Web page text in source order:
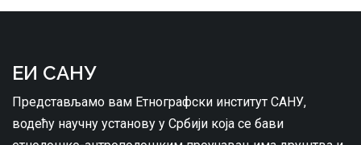
ЕИ САНУ
Представљамо вам Етнографски институт САНУ,
водећу научну установу у Србији која се бави